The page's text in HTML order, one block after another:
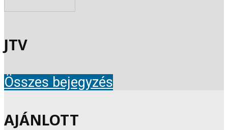
JTV
Összes bejegyzés
AJÁNLOTT